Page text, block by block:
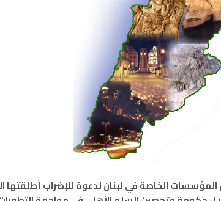
الخاصة في لبنان لدعوة للإضراب أطلقتها